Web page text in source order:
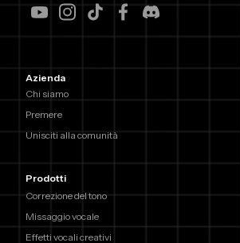
Azienda
Chi siamo
Premere
Unisciti alla comunità
Prodotti
Correzione del tono
Missaggio vocale
Effetti vocali creativi